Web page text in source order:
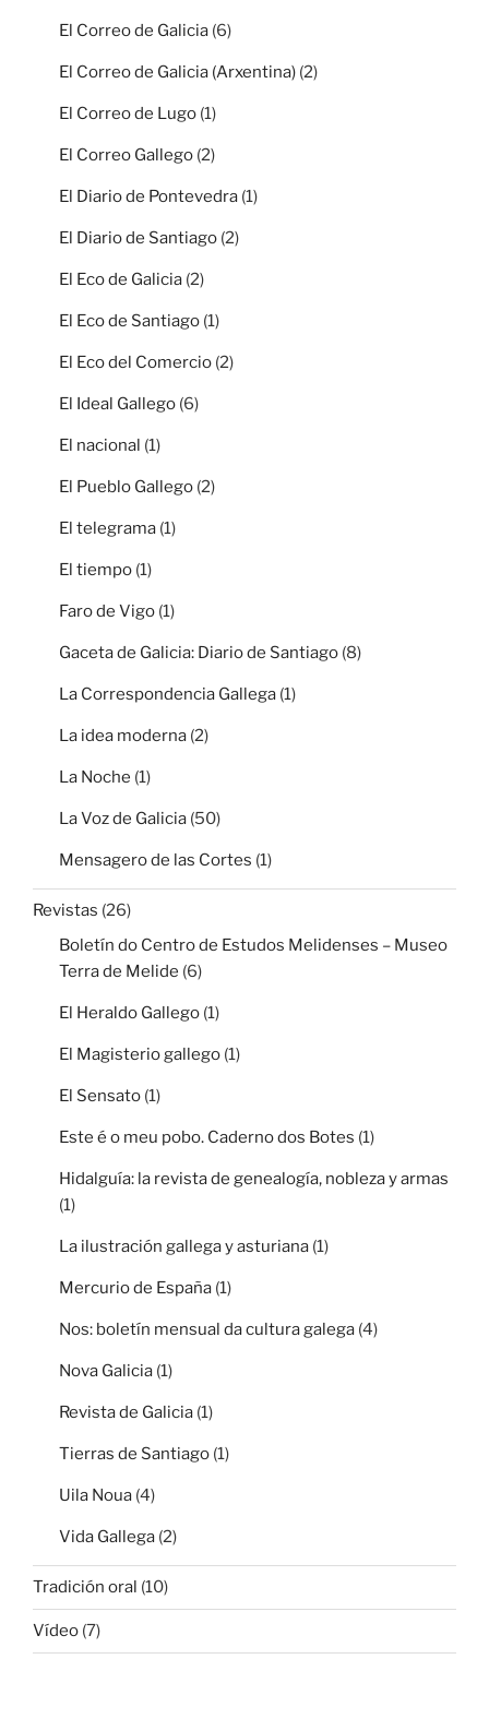
El Correo de Galicia (6)
El Correo de Galicia (Arxentina) (2)
El Correo de Lugo (1)
El Correo Gallego (2)
El Diario de Pontevedra (1)
El Diario de Santiago (2)
El Eco de Galicia (2)
El Eco de Santiago (1)
El Eco del Comercio (2)
El Ideal Gallego (6)
El nacional (1)
El Pueblo Gallego (2)
El telegrama (1)
El tiempo (1)
Faro de Vigo (1)
Gaceta de Galicia: Diario de Santiago (8)
La Correspondencia Gallega (1)
La idea moderna (2)
La Noche (1)
La Voz de Galicia (50)
Mensagero de las Cortes (1)
Revistas (26)
Boletín do Centro de Estudos Melidenses – Museo
Terra de Melide (6)
El Heraldo Gallego (1)
El Magisterio gallego (1)
El Sensato (1)
Este é o meu pobo. Caderno dos Botes (1)
Hidalguía: la revista de genealogía, nobleza y armas
(1)
La ilustración gallega y asturiana (1)
Mercurio de España (1)
Nos: boletín mensual da cultura galega (4)
Nova Galicia (1)
Revista de Galicia (1)
Tierras de Santiago (1)
Uila Noua (4)
Vida Gallega (2)
Tradición oral (10)
Vídeo (7)